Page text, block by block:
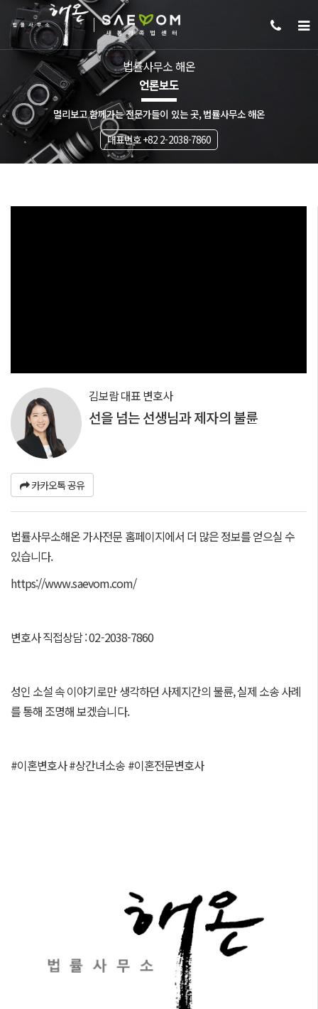
법률사무소 해온
언론보도
멀리보고 함께가는 전문가들이 있는 곳, 법률사무소 해온
대표번호 +82 2-2038-7860
김보람 대표 변호사
선을 넘는 선생님과 제자의 불륜
카카오톡 공유
법률사무소해온 가사전문 홈페이지에서 더 많은 정보를 얻으실 수
있습니다.
https://www.saevom.com/
변호사 직접상담 : 02-2038-7860
성인 소설 속 이야기로만 생각하던 사제지간의 불륜, 실제 소송 사례
를 통해 조명해 보겠습니다.
#이혼변호사 #상간녀소송 #이혼전문변호사